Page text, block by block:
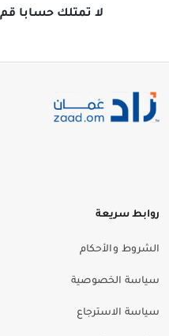
لا تمتلك حسابا
روابط سريعة
الشروط والأحكام
سياسة الخصوصية
سياسة الاسترجاع